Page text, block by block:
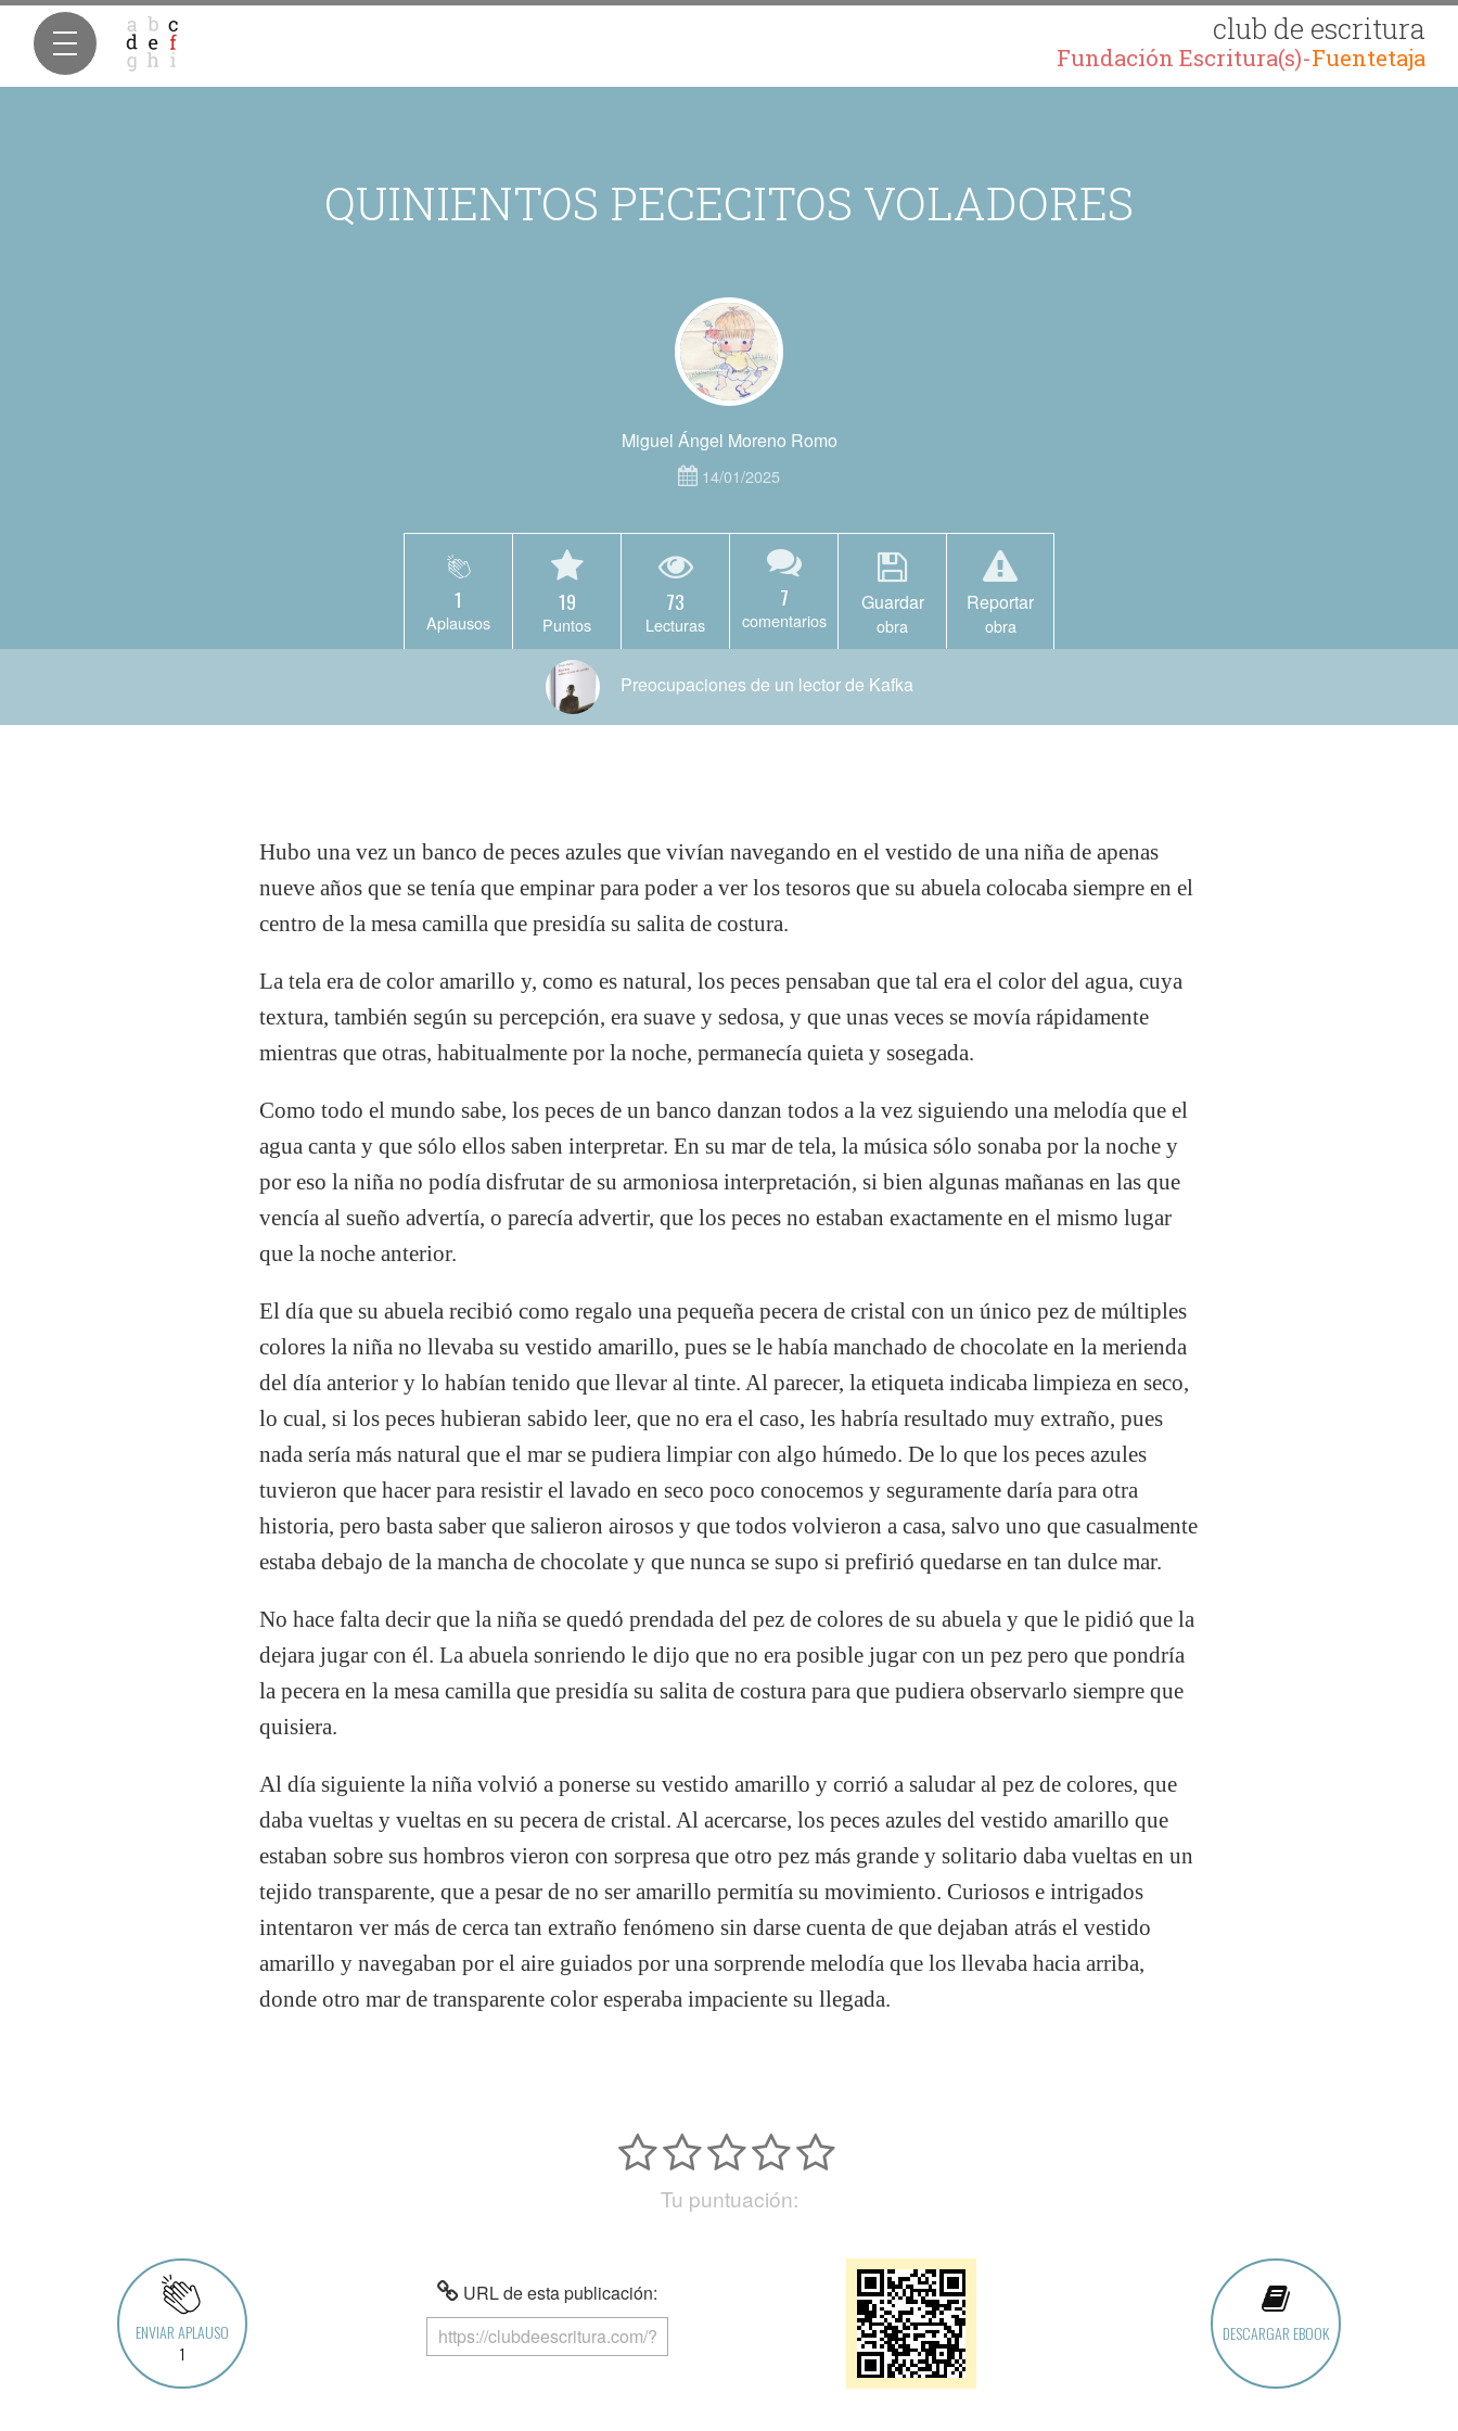
club de escritura
Fundación Escritura(s)-Fuentetaja
QUINIENTOS PECECITOS VOLADORES
Miguel Ángel Moreno Romo
14/01/2025
1
Aplausos
19
Puntos
73
Lecturas
7
comentarios
Guardar
obra
Reportar
obra
Preocupaciones de un lector de Kafka
Hubo una vez un banco de peces azules que vivían navegando en el vestido de una niña de apenas
nueve años que se tenía que empinar para poder a ver los tesoros que su abuela colocaba siempre en el
centro de la mesa camilla que presidía su salita de costura.
La tela era de color amarillo y, como es natural, los peces pensaban que tal era el color del agua, cuya
textura, también según su percepción, era suave y sedosa, y que unas veces se movía rápidamente
mientras que otras, habitualmente por la noche, permanecía quieta y sosegada.
Como todo el mundo sabe, los peces de un banco danzan todos a la vez siguiendo una melodía que el
agua canta y que sólo ellos saben interpretar. En su mar de tela, la música sólo sonaba por la noche y
por eso la niña no podía disfrutar de su armoniosa interpretación, si bien algunas mañanas en las que
vencía al sueño advertía, o parecía advertir, que los peces no estaban exactamente en el mismo lugar
que la noche anterior.
El día que su abuela recibió como regalo una pequeña pecera de cristal con un único pez de múltiples
colores la niña no llevaba su vestido amarillo, pues se le había manchado de chocolate en la merienda
del día anterior y lo habían tenido que llevar al tinte. Al parecer, la etiqueta indicaba limpieza en seco,
lo cual, si los peces hubieran sabido leer, que no era el caso, les habría resultado muy extraño, pues
nada sería más natural que el mar se pudiera limpiar con algo húmedo. De lo que los peces azules
tuvieron que hacer para resistir el lavado en seco poco conocemos y seguramente daría para otra
historia, pero basta saber que salieron airosos y que todos volvieron a casa, salvo uno que casualmente
estaba debajo de la mancha de chocolate y que nunca se supo si prefirió quedarse en tan dulce mar.
No hace falta decir que la niña se quedó prendada del pez de colores de su abuela y que le pidió que la
dejara jugar con él. La abuela sonriendo le dijo que no era posible jugar con un pez pero que pondría
la pecera en la mesa camilla que presidía su salita de costura para que pudiera observarlo siempre que
quisiera.
Al día siguiente la niña volvió a ponerse su vestido amarillo y corrió a saludar al pez de colores, que
daba vueltas y vueltas en su pecera de cristal. Al acercarse, los peces azules del vestido amarillo que
estaban sobre sus hombros vieron con sorpresa que otro pez más grande y solitario daba vueltas en un
tejido transparente, que a pesar de no ser amarillo permitía su movimiento. Curiosos e intrigados
intentaron ver más de cerca tan extraño fenómeno sin darse cuenta de que dejaban atrás el vestido
amarillo y navegaban por el aire guiados por una sorprende melodía que los llevaba hacia arriba,
donde otro mar de transparente color esperaba impaciente su llegada.
Tu puntuación:
ENVIAR APLAUSO
1
URL de esta publicación:
DESCARGAR EBOOK